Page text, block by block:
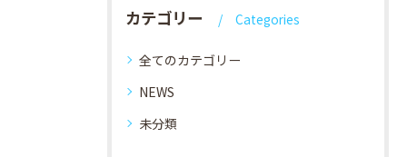
カテゴリー Categories
全てのカテゴリー
NEWS
未分類